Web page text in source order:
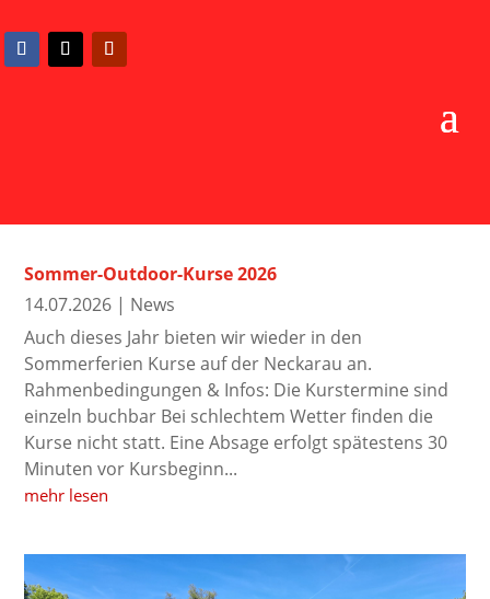
Sommer-Outdoor-Kurse 2026
14.07.2026 | News
Auch dieses Jahr bieten wir wieder in den
Sommerferien Kurse auf der Neckarau an.
Rahmenbedingungen & Infos: Die Kurstermine sind
einzeln buchbar Bei schlechtem Wetter finden die
Kurse nicht statt. Eine Absage erfolgt spätestens 30
Minuten vor Kursbeginn...
mehr lesen